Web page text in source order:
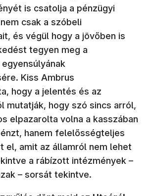
is csatolja a pénzügyi
csak a szóbeli
és végül hogy a jövőben is
tegyen meg a
Kiss Ambrus
hogy a jelentés és az
mutatják, hogy szó sincs arról,
elpazarolta volna a kasszában
hanem felelősségteljes
el, amit az államról nem lehet
a rábízott intézmények –
– sorsát tekintve.